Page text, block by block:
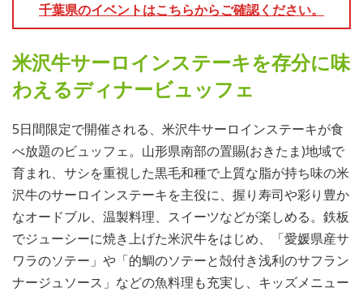
千葉県のイベントはこちらからご確認ください。
米沢牛サーロインステーキを存分に味
わえるディナービュッフェ
5日間限定で開催される、米沢牛サーロインステーキが食
べ放題のビュッフェ。山形県南部の置賜(おきたま)地域で
育まれ、サシを重視した黒毛和種で上質な脂が持ち味の米
沢牛のサーロインステーキを主役に、握り寿司や彩り豊か
なオードブル、温製料理、スイーツなどが楽しめる。鉄板
でジューシーに焼き上げた米沢牛をはじめ、「愛媛県産サ
ワラのソテー」や「的鯛のソテーと殻付き浅利のサフラン
ナージュソース」などの魚料理も充実し、キッズメニュー